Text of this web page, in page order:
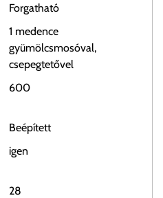
Forgatható
1 medence
gyümölcsmosóval,
csepegtetővel
600
Beépített
igen
28